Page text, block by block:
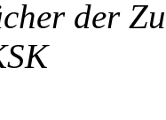
der